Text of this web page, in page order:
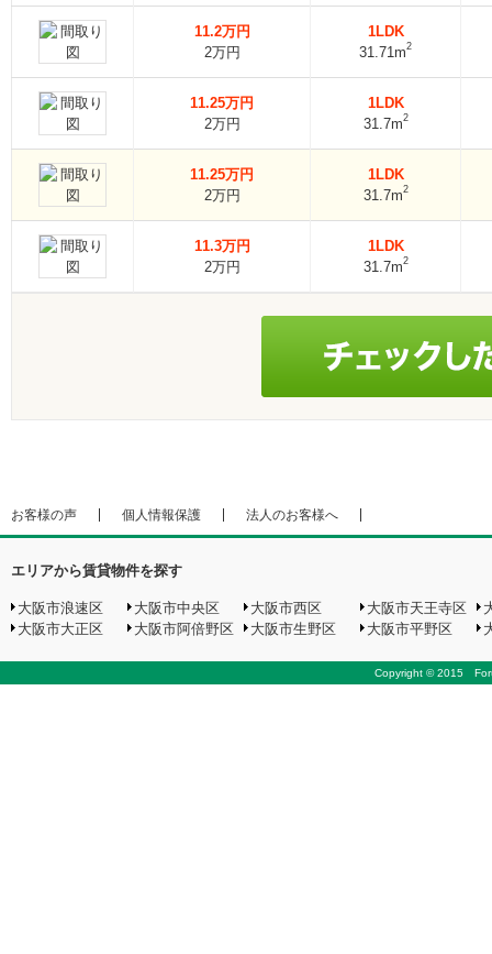
11.2万円
2万円
1LDK
31.71m2
11.25万円
2万円
1LDK
31.7m2
11.25万円
2万円
1LDK
31.7m2
11.3万円
2万円
1LDK
31.7m2
お客様の声 個人情報保護 法人のお客様へ
エリアから賃貸物件を探す
大阪市浪速区 大阪市中央区 大阪市西区 大阪市天王寺区
大阪市大正区
大阪市阿倍野区 大阪市生野区 大阪市平野区
Copyright © 2015